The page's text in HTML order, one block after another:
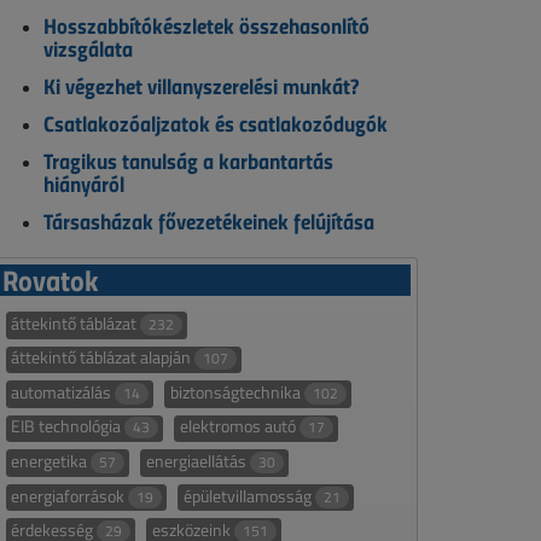
Hosszabbítókészletek összehasonlító
vizsgálata
Ki végezhet villanyszerelési munkát?
Csatlakozóaljzatok és csatlakozódugók
Tragikus tanulság a karbantartás
hiányáról
Társasházak fővezetékeinek felújítása
Rovatok
áttekintő táblázat 232
áttekintő táblázat alapján 107
automatizálás 14 biztonságtechnika 102
EIB technológia 43 elektromos autó 17
energetika 57 energiaellátás 30
energiaforrások 19 épületvillamosság 21
érdekesség 29 eszközeink 151